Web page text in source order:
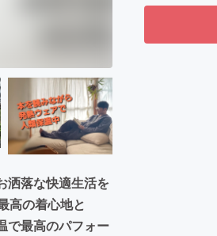
洒落な快適生活を
高の着心地と
で最高のパフォー